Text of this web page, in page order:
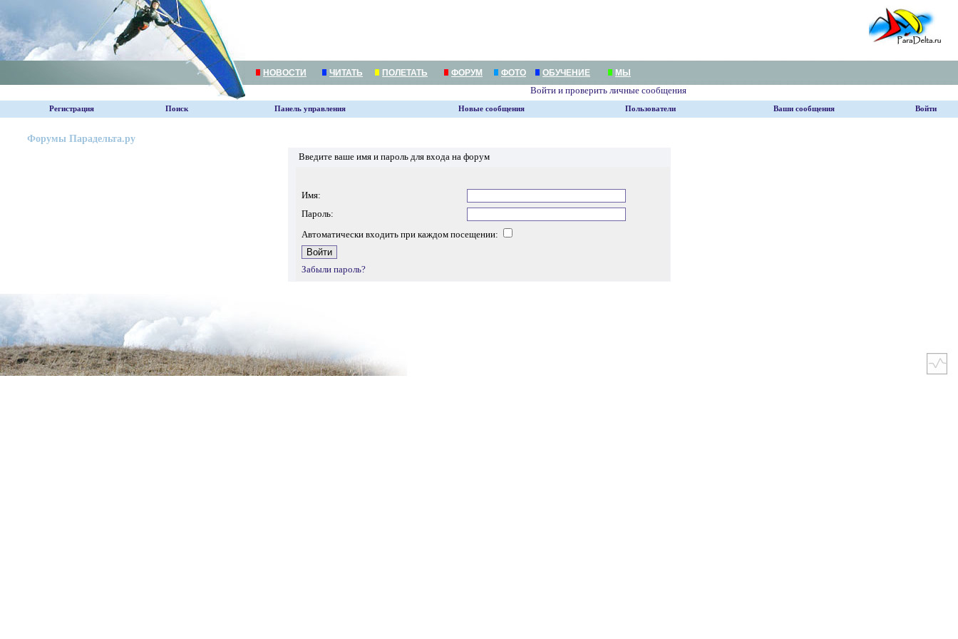
НОВОСТИ ЧИТАТЬ ПОЛЕТАТЬ ФОРУМ ФОТО ОБУЧЕНИЕ МЫ
Войти и проверить личные сообщения
Регистрация Поиск Панель управления Новые сообщения Пользователи Ваши сообщения Войти
Форумы Парадельта.ру
Введите ваше имя и пароль для входа на форум
Имя:
Пароль:
Автоматически входить при каждом посещении:
Забыли пароль?